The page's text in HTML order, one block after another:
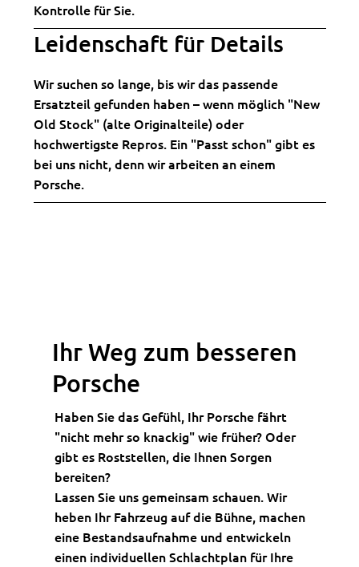
Kontrolle für Sie.
Leidenschaft für Details
Wir suchen so lange, bis wir das passende
Ersatzteil gefunden haben – wenn möglich "New
Old Stock" (alte Originalteile) oder
hochwertigste Repros. Ein "Passt schon" gibt es
bei uns nicht, denn wir arbeiten an einem
Porsche.
Ihr Weg zum besseren
Porsche
Haben Sie das Gefühl, Ihr Porsche fährt
"nicht mehr so knackig" wie früher? Oder
gibt es Roststellen, die Ihnen Sorgen
bereiten?
Lassen Sie uns gemeinsam schauen. Wir
heben Ihr Fahrzeug auf die Bühne, machen
eine Bestandsaufnahme und entwickeln
einen individuellen Schlachtplan für Ihre